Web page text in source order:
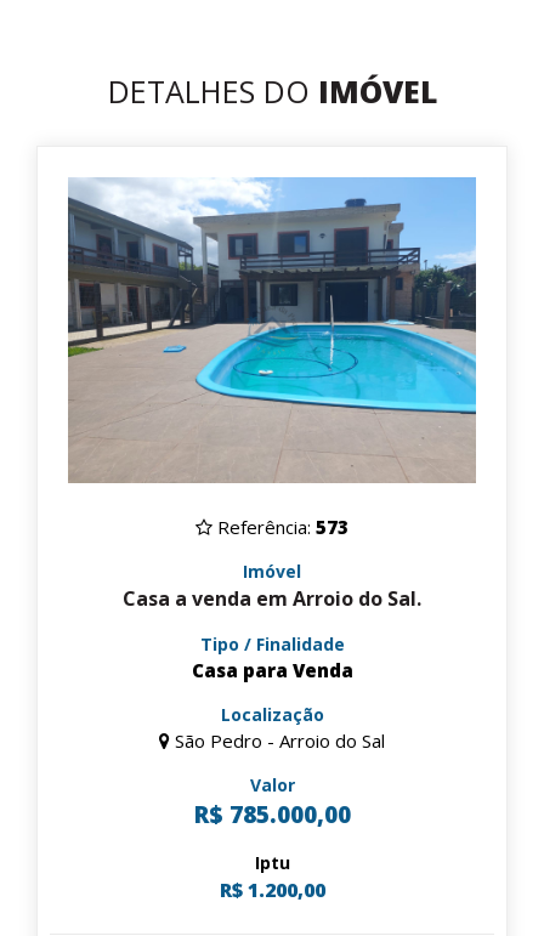
DETALHES DO IMÓVEL
Referência: 573
Imóvel
Casa a venda em Arroio do Sal.
Tipo / Finalidade
Casa para Venda
Localização
São Pedro - Arroio do Sal
Valor
R$ 785.000,00
Iptu
R$ 1.200,00